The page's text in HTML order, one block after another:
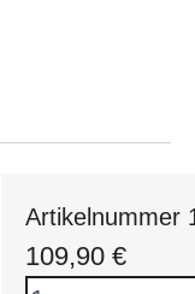
Artikelnummer
109,90 €